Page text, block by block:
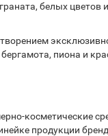
белых цветов
пиона и
косметические
продукции